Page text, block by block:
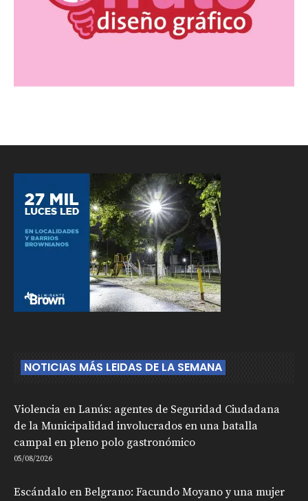
NOTICIAS MÁS LEIDAS DE LA SEMANA
Violencia en Lanús: agentes de Seguridad Ciudadana
de la Municipalidad involucrados en una batalla
campal en pleno polo gastronómico
05/08/2026
Escándalo en Belgrano: Facundo Moyano y una mujer